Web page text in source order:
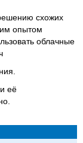
схожих
опытом
облачные
и её